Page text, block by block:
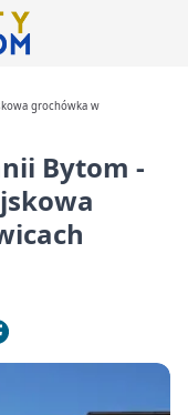
grochówka w
Bytom -